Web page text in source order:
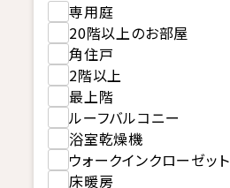
専用庭
20階以上のお部屋
角住戸
2階以上
最上階
ルーフバルコニー
浴室乾燥機
ウォークインクローゼット
床暖房